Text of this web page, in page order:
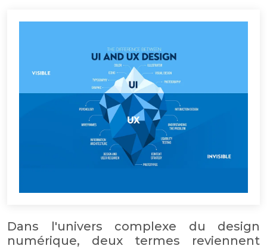
Dans l'univers complexe du design
numérique, deux termes reviennent